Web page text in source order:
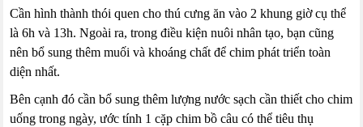
Cần hình thành thói quen cho thú cưng ăn vào 2 khung giờ cụ thể
là 6h và 13h. Ngoài ra, trong điều kiện nuôi nhân tạo, bạn cũng
nên bổ sung thêm muối và khoáng chất để chim phát triển toàn
diện nhất.
Bên cạnh đó cần bổ sung thêm lượng nước sạch cần thiết cho chim
uống trong ngày, ước tính 1 cặp chim bồ câu có thể tiêu thụ